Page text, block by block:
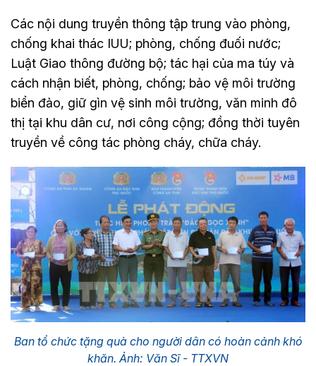
Các nội dung truyền thông tập trung vào phòng,
chống khai thác IUU; phòng, chống đuối nước;
Luật Giao thông đường bộ; tác hại của ma túy và
cách nhận biết, phòng, chống; bảo vệ môi trường
biển đảo, giữ gìn vệ sinh môi trường, văn minh đô
thị tại khu dân cư, nơi công cộng; đồng thời tuyên
truyền về công tác phòng cháy, chữa cháy.
Ban tổ chức tặng quà cho người dân có hoàn cảnh khó
khăn. Ảnh: Văn Sĩ - TTXVN